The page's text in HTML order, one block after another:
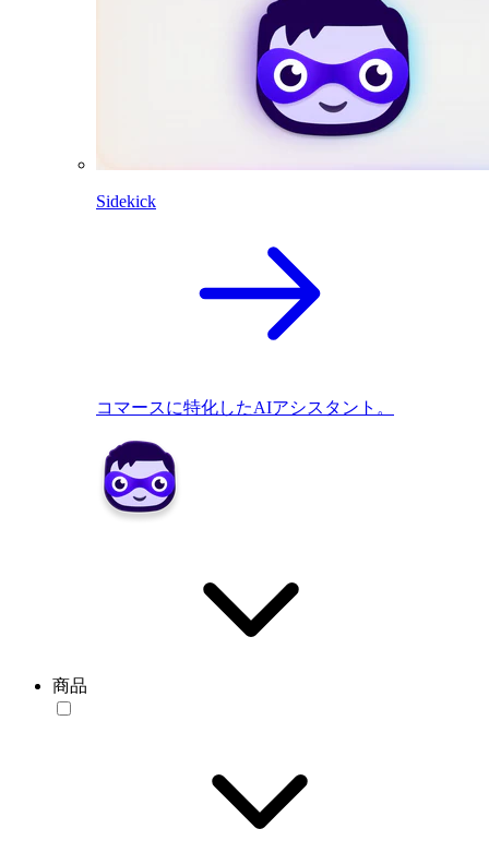
Sidekick
コマースに特化したAIアシスタント。
商品